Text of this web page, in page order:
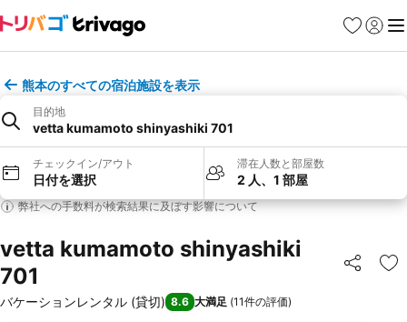
お気に入り
ログイ
メ
熊本のすべての宿泊施設を表示
目的地
vetta kumamoto shinyashiki 701
チェックイン/アウト
日付を選択
滞在人数と部屋数
2 人、1 部屋
弊社への手数料が検索結果に及ぼす影響について
vetta kumamoto shinyashiki
701
シェア お
バケーションレンタル (貸切) 8.6 大満足 (11件の評価)